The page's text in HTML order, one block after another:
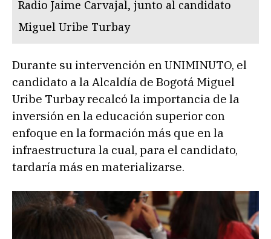
Radio Jaime Carvajal, junto al candidato
Miguel Uribe Turbay
Durante su intervención en UNIMINUTO, el
candidato a la Alcaldía de Bogotá Miguel
Uribe Turbay recalcó la importancia de la
inversión en la educación superior con
enfoque en la formación más que en la
infraestructura la cual, para el candidato,
tardaría más en materializarse.